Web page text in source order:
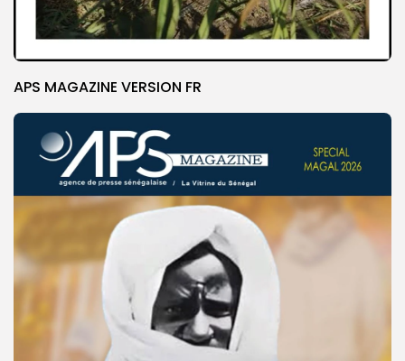
APS MAGAZINE VERSION FR